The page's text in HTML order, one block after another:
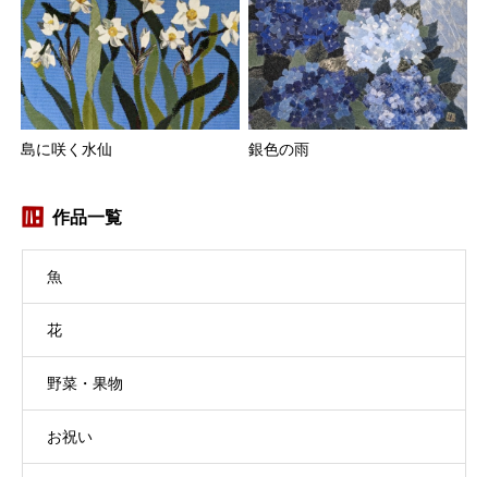
島に咲く水仙 銀色の雨
作品一覧
魚
花
野菜・果物
お祝い